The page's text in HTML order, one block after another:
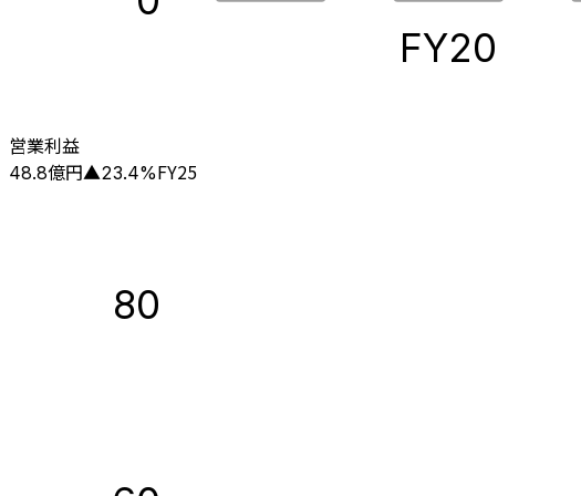
FY20
営業利益
48.8億円▲23.4%FY25
80